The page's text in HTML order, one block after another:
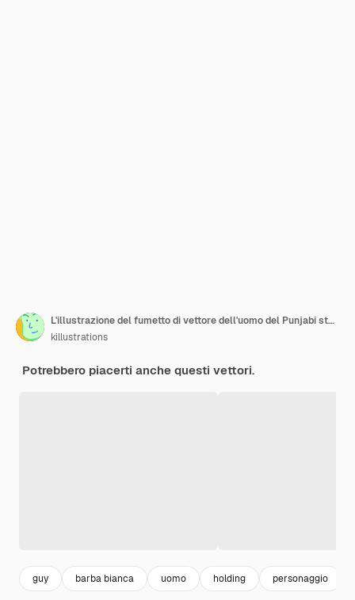
L'illustrazione del fumetto di vettore dell'uomo del Punjabi sta leggendo il libro
killustrations
Potrebbero piacerti anche questi vettori.
guy barba bianca uomo holding personaggio